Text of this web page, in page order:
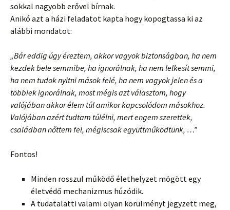
sokkal nagyobb erővel bírnak.
Anikó azt a házi feladatot kapta hogy kopogtassa ki az
alábbi mondatot:
„Bár eddig úgy éreztem, akkor vagyok biztonságban, ha nem
kezdek bele semmibe, ha ignorálnak, ha nem lelkesít semmi,
ha nem tudok nyitni mások felé, ha nem vagyok jelen és a
többiek ignorálnak, most mégis azt választom, hogy
valójában akkor élem túl amikor kapcsolódom másokhoz.
Valójában azért tudtam túlélni, mert engem szerettek,
családban nőttem fel, mégiscsak együttműködtünk, …”
Fontos!
Minden rosszul működő élethelyzet mögött egy
életvédő mechanizmus húzódik.
A tudatalatti valami olyan körülményt jegyzett meg,